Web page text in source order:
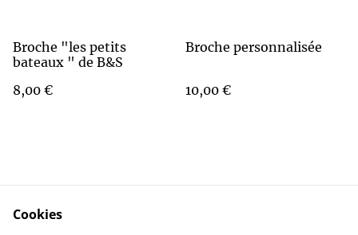
Broche "les petits
bateaux " de B&S
8,00 €
Broche personnalisée
10,00 €
Cookies